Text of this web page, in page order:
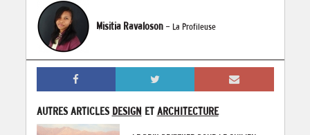
Misitia Ravaloson - La Profileuse
AUTRES ARTICLES DESIGN ET ARCHITECTURE